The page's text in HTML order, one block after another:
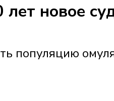
новое
популяцию